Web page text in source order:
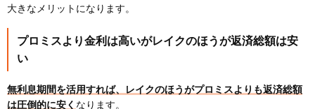
大きなメリットになります。
プロミスより金利は高いがレイクのほうが返済総額は安
い
無利息期間を活用すれば、レイクのほうがプロミスよりも返済総額
は圧倒的に安く なります。